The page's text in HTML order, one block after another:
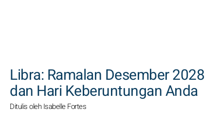
Libra: Ramalan Desember 2028
dan Hari Keberuntungan Anda
Ditulis oleh Isabelle Fortes